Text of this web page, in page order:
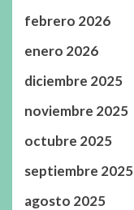
febrero 2026
enero 2026
diciembre 2025
noviembre 2025
octubre 2025
septiembre 2025
agosto 2025